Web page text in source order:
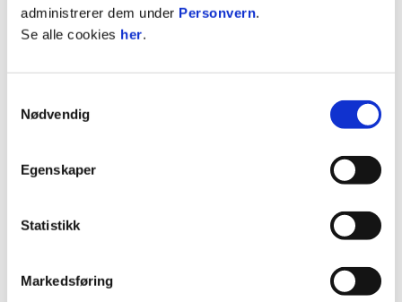
administrerer dem under Personvern.
Se alle cookies her.
Nødvendig
Egenskaper
Statistikk
Markedsføring
Godta informasjonskapsler for å se video